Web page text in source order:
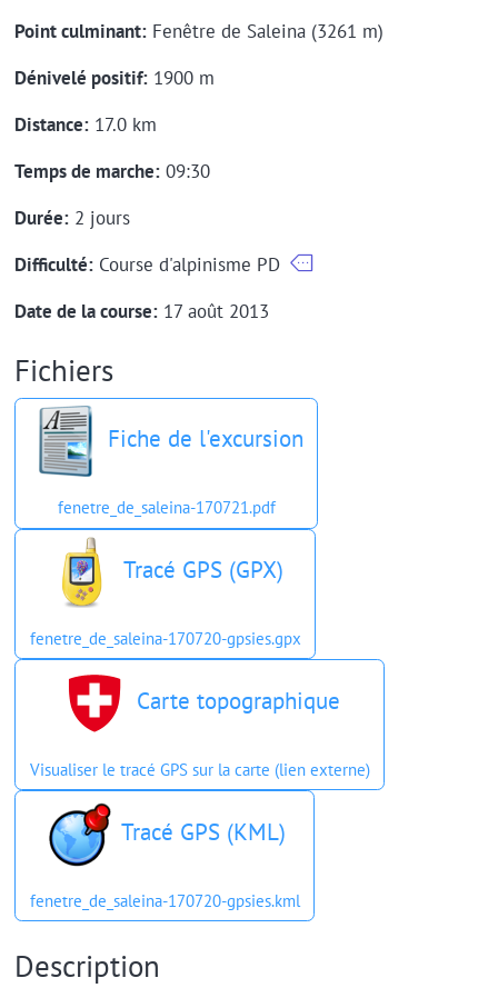
Point culminant:Fenêtre de Saleina (3261 m)
Dénivelé positif:1900 m
Distance:17.0 km
Temps de marche:09:30
Durée:2 jours
Difficulté:Course d'alpinisme PD
Date de la course:17 août 2013
Fichiers
Fiche de l'excursion
fenetre_de_saleina-170721.pdf
Tracé GPS (GPX)
fenetre_de_saleina-170720-gpsies.gpx
Carte topographique
Visualiser le tracé GPS sur la carte (lien externe)
Tracé GPS (KML)
fenetre_de_saleina-170720-gpsies.kml
Description